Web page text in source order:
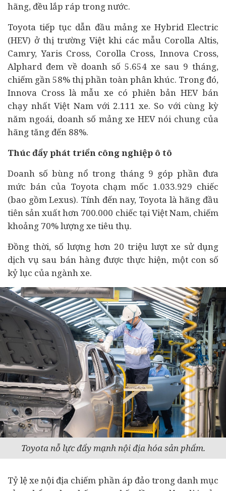
hãng, đều lắp ráp trong nước.
Toyota tiếp tục dẫn đầu mảng xe Hybrid Electric
(HEV) ở thị trường Việt khi các mẫu Corolla Altis,
Camry, Yaris Cross, Corolla Cross, Innova Cross,
Alphard đem về doanh số 5.654 xe sau 9 tháng,
chiếm gần 58% thị phần toàn phân khúc. Trong đó,
Innova Cross là mẫu xe có phiên bản HEV bán
chạy nhất Việt Nam với 2.111 xe. So với cùng kỳ
năm ngoái, doanh số mảng xe HEV nói chung của
hãng tăng đến 88%.
Thúc đẩy phát triển công nghiệp ô tô
Doanh số bùng nổ trong tháng 9 góp phần đưa
mức bán của Toyota chạm mốc 1.033.929 chiếc
(bao gồm Lexus). Tính đến nay, Toyota là hãng đầu
tiên sản xuất hơn 700.000 chiếc tại Việt Nam, chiếm
khoảng 70% lượng xe tiêu thụ.
Đồng thời, số lượng hơn 20 triệu lượt xe sử dụng
dịch vụ sau bán hàng được thực hiện, một con số
kỷ lục của ngành xe.
Toyota nỗ lực đẩy mạnh nội địa hóa sản phẩm.
Tỷ lệ xe nội địa chiếm phần áp đảo trong danh mục